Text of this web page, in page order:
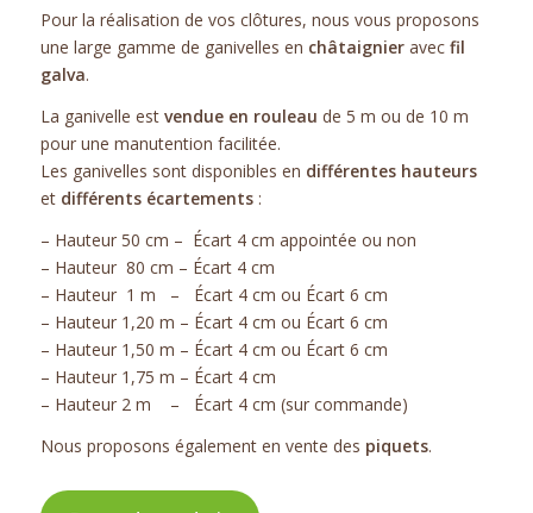
Pour la réalisation de vos clôtures, nous vous proposons
une large gamme de ganivelles en châtaignieravec fil
galva.
La ganivelle est vendue en rouleau de 5 m ou de 10 m
pour une manutention facilitée.
Les ganivelles sont disponibles en différentes hauteurs
et différents écartements:
– Hauteur 50 cm – Écart 4 cm appointée ou non
– Hauteur 80 cm – Écart 4 cm
– Hauteur 1 m – Écart 4 cm ou Écart 6 cm
– Hauteur 1,20 m – Écart 4 cm ou Écart 6 cm
– Hauteur 1,50 m – Écart 4 cm ou Écart 6 cm
– Hauteur 1,75 m – Écart 4 cm
– Hauteur 2 m – Écart 4 cm (sur commande)
Nous proposons également en vente des piquets.